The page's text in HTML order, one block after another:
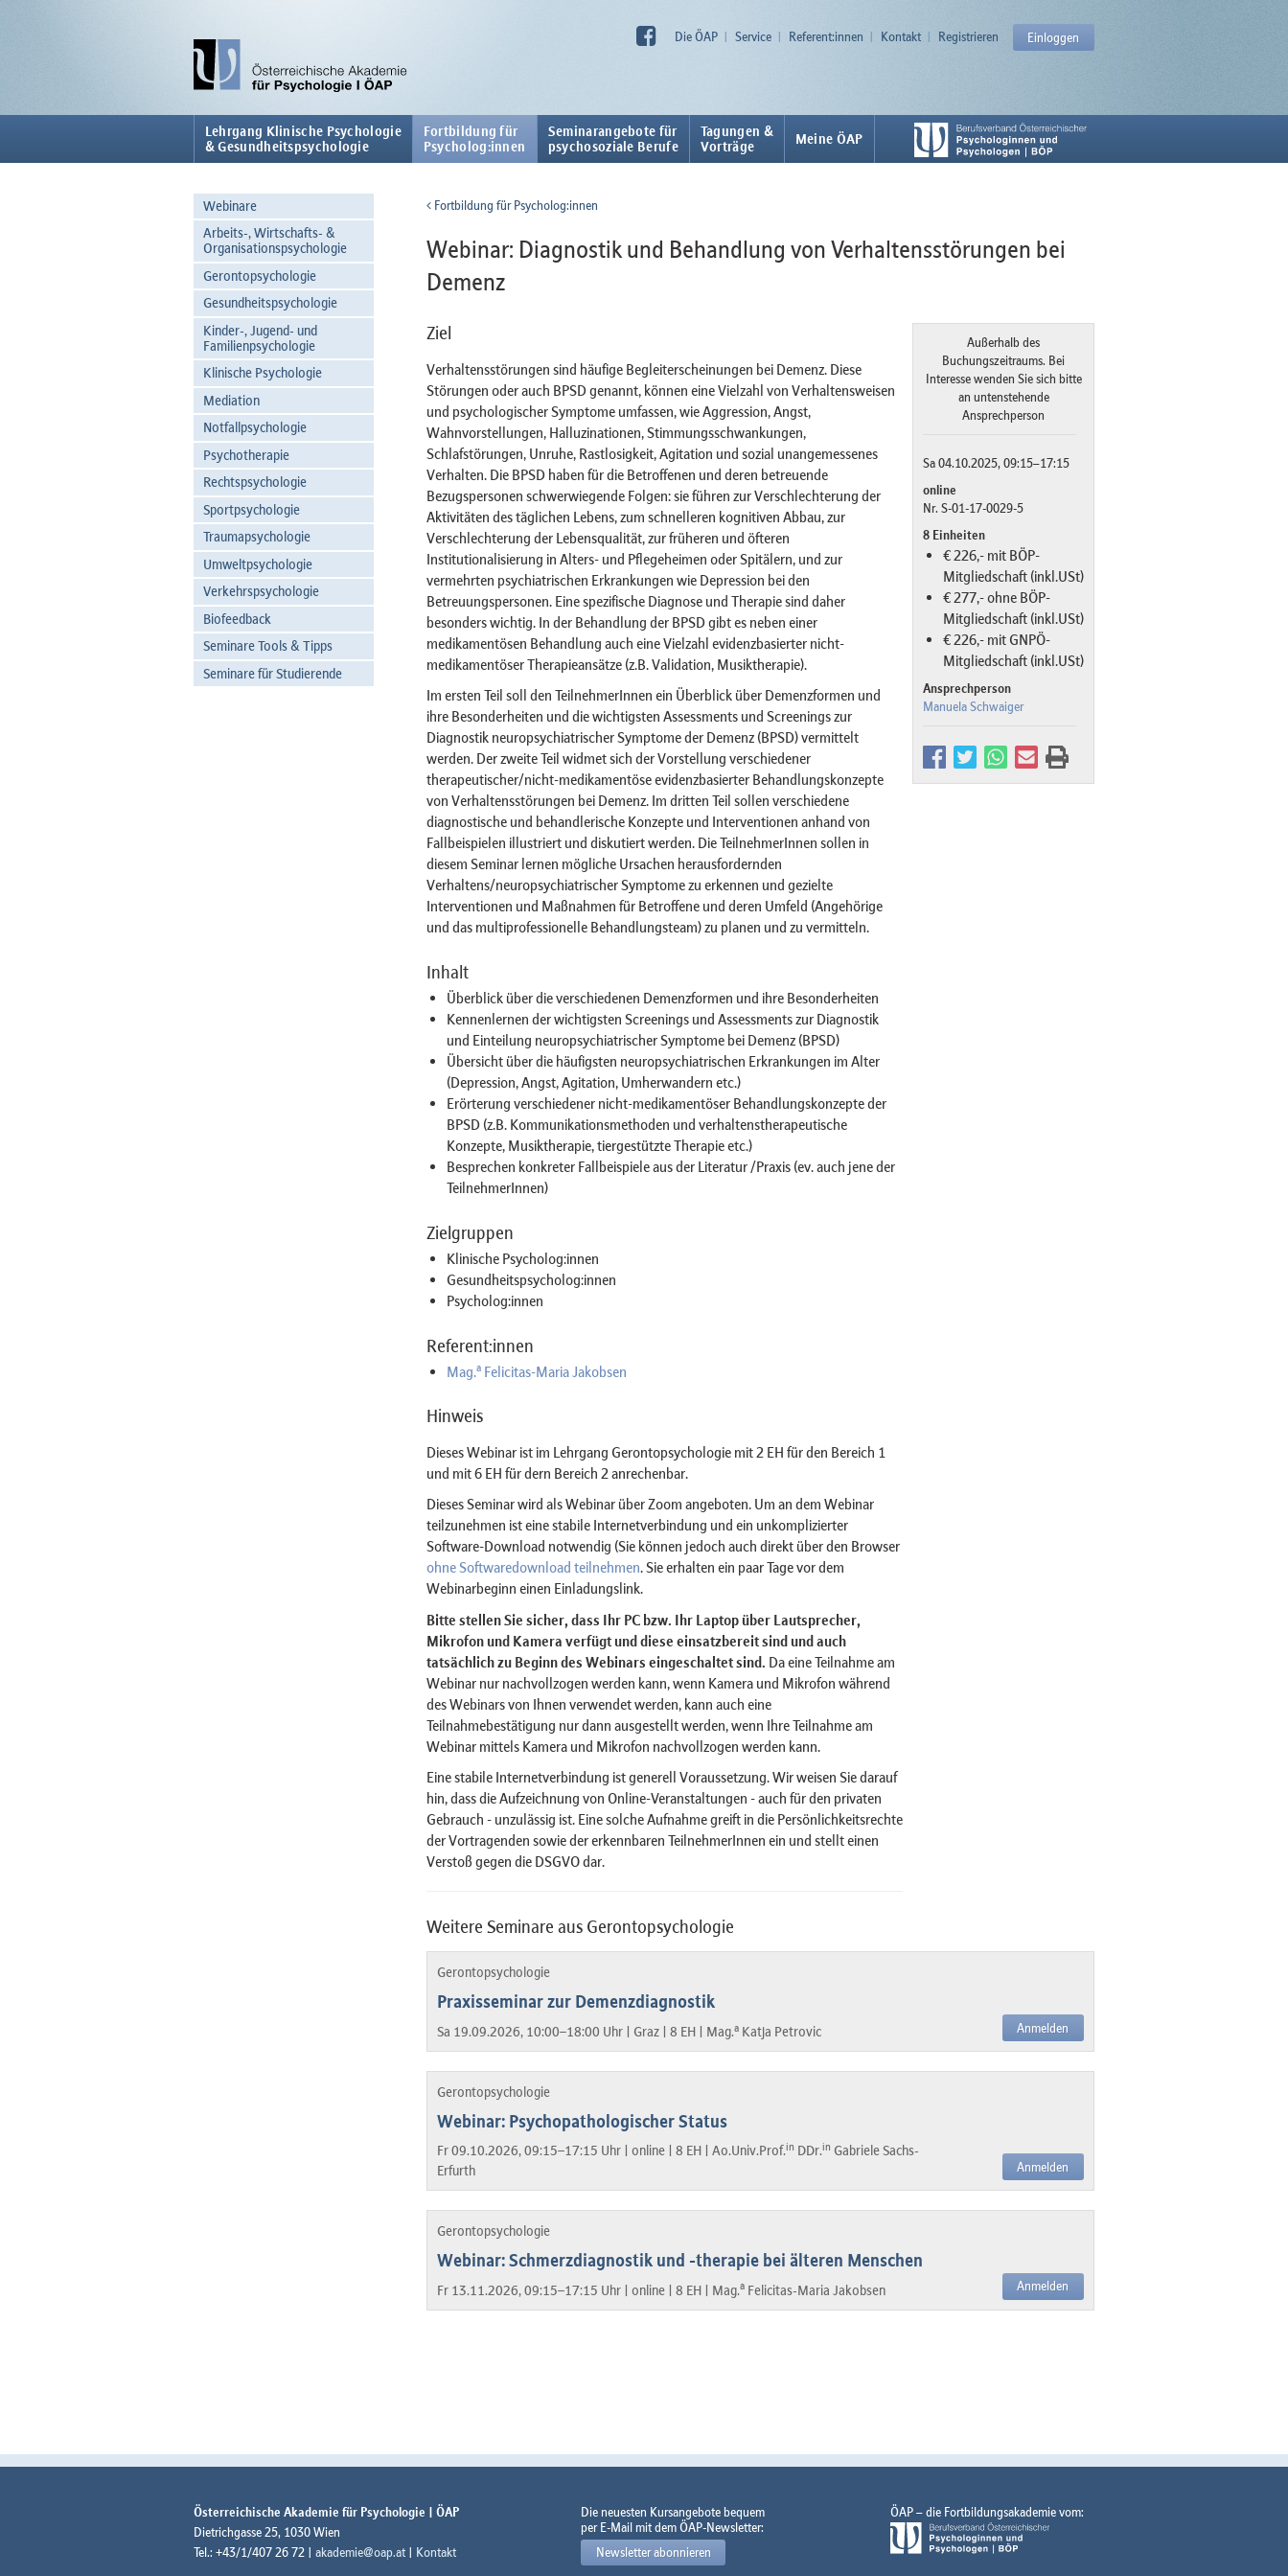
Die ÖAP Service Referent:innen Kontakt Registrieren Einloggen
Lehrgang Klinische Psychologie
& Gesundheitspsychologie
Fortbildung für
Psycholog:innen
Seminarangebote für
psychosoziale Berufe
Tagungen &
Vorträge
Meine ÖAP
Webinare
Arbeits-, Wirtschafts- &
Organisationspsychologie
Gerontopsychologie
Gesundheitspsychologie
Kinder-, Jugend- und
Familienpsychologie
Klinische Psychologie
Mediation
Notfallpsychologie
Psychotherapie
Rechtspsychologie
Sportpsychologie
Traumapsychologie
Umweltpsychologie
Verkehrspsychologie
Biofeedback
Seminare Tools & Tipps
Seminare für Studierende
Fortbildung für Psycholog:innen
Webinar: Diagnostik und Behandlung von Verhaltensstörungen bei
Demenz
Außerhalb des
Buchungszeitraums. Bei
Interesse wenden Sie sich bitte
an untenstehende
Ansprechperson
Sa 04.10.2025, 09:15–17:15
online
Nr. S-01-17-0029-5
8 Einheiten
€ 226,- mit BÖP-
Mitgliedschaft (inkl.USt)
€ 277,- ohne BÖP-
Mitgliedschaft (inkl.USt)
€ 226,- mit GNPÖ-
Mitgliedschaft (inkl.USt)
Ansprechperson
Manuela Schwaiger
Ziel
Verhaltensstörungen sind häufige Begleiterscheinungen bei Demenz. Diese
Störungen oder auch BPSD genannt, können eine Vielzahl von Verhaltensweisen
und psychologischer Symptome umfassen, wie Aggression, Angst,
Wahnvorstellungen, Halluzinationen, Stimmungsschwankungen,
Schlafstörungen, Unruhe, Rastlosigkeit, Agitation und sozial unangemessenes
Verhalten. Die BPSD haben für die Betroffenen und deren betreuende
Bezugspersonen schwerwiegende Folgen: sie führen zur Verschlechterung der
Aktivitäten des täglichen Lebens, zum schnelleren kognitiven Abbau, zur
Verschlechterung der Lebensqualität, zur früheren und öfteren
Institutionalisierung in Alters- und Pflegeheimen oder Spitälern, und zur
vermehrten psychiatrischen Erkrankungen wie Depression bei den
Betreuungspersonen. Eine spezifische Diagnose und Therapie sind daher
besonders wichtig. In der Behandlung der BPSD gibt es neben einer
medikamentösen Behandlung auch eine Vielzahl evidenzbasierter nicht-
medikamentöser Therapieansätze (z.B. Validation, Musiktherapie).
Im ersten Teil soll den TeilnehmerInnen ein Überblick über Demenzformen und
ihre Besonderheiten und die wichtigsten Assessments und Screenings zur
Diagnostik neuropsychiatrischer Symptome der Demenz (BPSD) vermittelt
werden. Der zweite Teil widmet sich der Vorstellung verschiedener
therapeutischer/nicht-medikamentöse evidenzbasierter Behandlungskonzepte
von Verhaltensstörungen bei Demenz. Im dritten Teil sollen verschiedene
diagnostische und behandlerische Konzepte und Interventionen anhand von
Fallbeispielen illustriert und diskutiert werden. Die TeilnehmerInnen sollen in
diesem Seminar lernen mögliche Ursachen herausfordernden
Verhaltens/neuropsychiatrischer Symptome zu erkennen und gezielte
Interventionen und Maßnahmen für Betroffene und deren Umfeld (Angehörige
und das multiprofessionelle Behandlungsteam) zu planen und zu vermitteln.
Inhalt
Überblick über die verschiedenen Demenzformen und ihre Besonderheiten
Kennenlernen der wichtigsten Screenings und Assessments zur Diagnostik
und Einteilung neuropsychiatrischer Symptome bei Demenz (BPSD)
Übersicht über die häufigsten neuropsychiatrischen Erkrankungen im Alter
(Depression, Angst, Agitation, Umherwandern etc.)
Erörterung verschiedener nicht-medikamentöser Behandlungskonzepte der
BPSD (z.B. Kommunikationsmethoden und verhaltenstherapeutische
Konzepte, Musiktherapie, tiergestützte Therapie etc.)
Besprechen konkreter Fallbeispiele aus der Literatur /Praxis (ev. auch jene der
TeilnehmerInnen)
Zielgruppen
Klinische Psycholog:innen
Gesundheitspsycholog:innen
Psycholog:innen
Referent:innen
Mag.aFelicitas-Maria Jakobsen
Hinweis
Dieses Webinar ist im Lehrgang Gerontopsychologie mit 2 EH für den Bereich 1
und mit 6 EH für dern Bereich 2 anrechenbar.
Dieses Seminar wird als Webinar über Zoom angeboten. Um an dem Webinar
teilzunehmen ist eine stabile Internetverbindung und ein unkomplizierter
Software-Download notwendig (Sie können jedoch auch direkt über den Browser
ohne Softwaredownload teilnehmen. Sie erhalten ein paar Tage vor dem
Webinarbeginn einen Einladungslink.
Bitte stellen Sie sicher, dass Ihr PC bzw. Ihr Laptop über Lautsprecher,
Mikrofon und Kamera verfügt und diese einsatzbereit sind und auch
tatsächlich zu Beginn des Webinars eingeschaltet sind. Da eine Teilnahme am
Webinar nur nachvollzogen werden kann, wenn Kamera und Mikrofon während
des Webinars von Ihnen verwendet werden, kann auch eine
Teilnahmebestätigung nur dann ausgestellt werden, wenn Ihre Teilnahme am
Webinar mittels Kamera und Mikrofon nachvollzogen werden kann.
Eine stabile Internetverbindung ist generell Voraussetzung. Wir weisen Sie darauf
hin, dass die Aufzeichnung von Online-Veranstaltungen - auch für den privaten
Gebrauch - unzulässig ist. Eine solche Aufnahme greift in die Persönlichkeitsrechte
der Vortragenden sowie der erkennbaren TeilnehmerInnen ein und stellt einen
Verstoß gegen die DSGVO dar.
Weitere Seminare aus Gerontopsychologie
Gerontopsychologie
Praxisseminar zur Demenzdiagnostik
Sa 19.09.2026, 10:00–18:00 Uhr | Graz | 8 EH | Mag.aKatja Petrovic Anmelden
Gerontopsychologie
Webinar: Psychopathologischer Status
Fr 09.10.2026, 09:15–17:15 Uhr | online | 8 EH | Ao.Univ.Prof.in DDr.in Gabriele Sachs-
Erfurth
Anmelden
Gerontopsychologie
Webinar: Schmerzdiagnostik und -therapie bei älteren Menschen
Fr 13.11.2026, 09:15–17:15 Uhr | online | 8 EH | Mag.aFelicitas-Maria Jakobsen Anmelden
Österreichische Akademie für Psychologie | ÖAP
Dietrichgasse 25, 1030 Wien
Tel.: +43/1/407 26 72 | akademie@oap.at | Kontakt
Die neuesten Kursangebote bequem
per E-Mail mit dem ÖAP-Newsletter:
Newsletter abonnieren
ÖAP – die Fortbildungsakademie vom: